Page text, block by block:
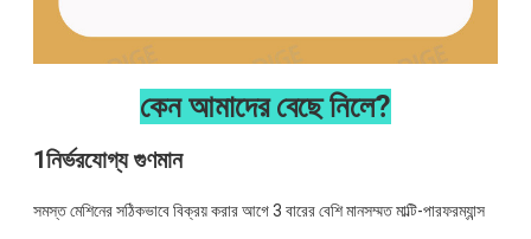
কেন আমাদের বেছে নিলে?
1নির্ভরযোগ্য গুণমান
সমস্ত মেশিনের সঠিকভাবে বিক্রয় করার আগে 3 বারের বেশি মানসম্মত মাল্টি-পারফরম্যান্স